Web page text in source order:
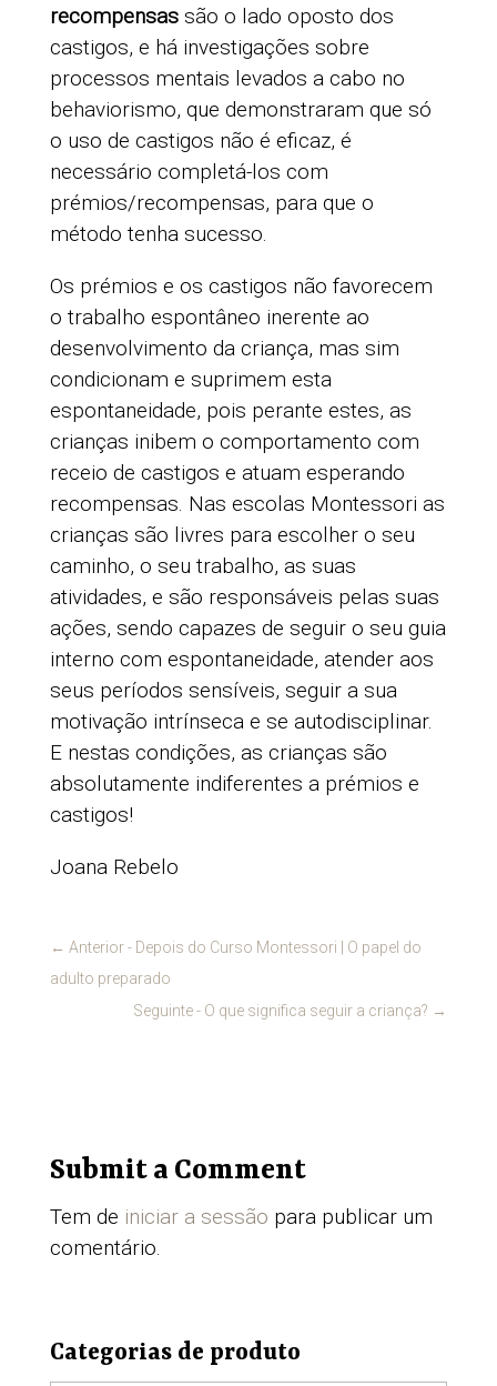
recompensassão o lado oposto dos
castigos, e há investigações sobre
processos mentais levados a cabo no
behaviorismo, que demonstraram que só
o uso de castigos não é eficaz, é
necessário completá-los com
prémios/recompensas, para que o
método tenha sucesso.
Os prémios e os castigos não favorecem
o trabalho espontâneo inerente ao
desenvolvimento da criança, mas sim
condicionam e suprimem esta
espontaneidade, pois perante estes, as
crianças inibem o comportamento com
receio de castigos e atuam esperando
recompensas. Nas escolas Montessori as
crianças são livres para escolher o seu
caminho, o seu trabalho, as suas
atividades, e são responsáveis pelas suas
ações, sendo capazes de seguir o seu guia
interno com espontaneidade, atender aos
seus períodos sensíveis, seguir a sua
motivação intrínseca e se autodisciplinar.
E nestas condições, as crianças são
absolutamente indiferentes a prémios e
castigos!
Joana Rebelo
← Anterior - Depois do Curso Montessori | O papel do
adulto preparado
Seguinte - O que significa seguir a criança? →
Submit a Comment
Tem de iniciar a sessão para publicar um
comentário.
Categorias de produto